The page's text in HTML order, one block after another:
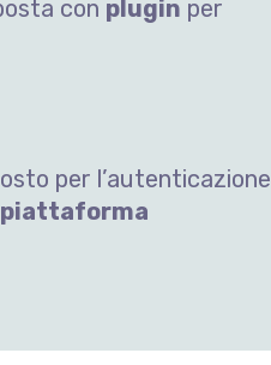
con plugin per
per l’autenticazione
piattaforma